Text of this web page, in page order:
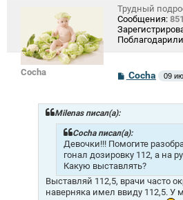
Cocha
Трудный
Сообщения: 851
С
о
б
е
н
и
Cocha 09
Milenas писал(а):
Cocha писал(а):
Девочки!!! Помогите
гонал дозировку 112, а на
Какую выставлять?
Выставляй 112,5, врачи часто
наверняка имел ввиду 112,5. У